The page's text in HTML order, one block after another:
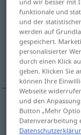
Übersicht
(Für mehr Details
unbrauchbar,
funktionale und
und der
werden auf
gespeichert.
personalisierter
durch einen Klick
geben. Klicken Sie
können Ihre
Webseite
und den
Button „Mehr
Datenverarbeitung